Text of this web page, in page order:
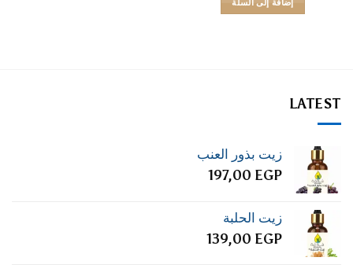
إضافة إلى السلة
LATEST
زيت بذور العنب
197,00 EGP
زيت الحلبة
139,00 EGP